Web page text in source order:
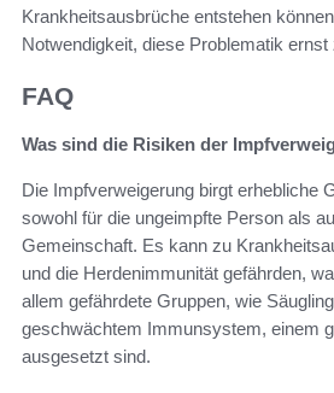
Krankheitsausbrüche entstehen
Notwendigkeit, diese Problematik ernst
FAQ
Was sind die Risiken der
Die Impfverweigerung birgt erhebliche
sowohl für die ungeimpfte Person als
Gemeinschaft. Es kann zu
und die Herdenimmunität gefährden,
allem gefährdete Gruppen, wie
geschwächtem Immunsystem, einem
ausgesetzt sind.